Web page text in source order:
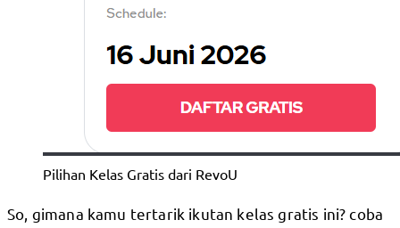
Pilihan Kelas Gratis dari RevoU
So, gimana kamu tertarik ikutan kelas gratis ini? coba